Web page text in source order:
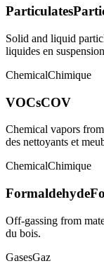
Particulates
Solid and liquid
liquides en
ChemicalChimique
VOCsCOV
Chemical vapors
des nettoyants et
ChemicalChimique
Formaldehyde
Off-gassing from
du bois.
GasesGaz